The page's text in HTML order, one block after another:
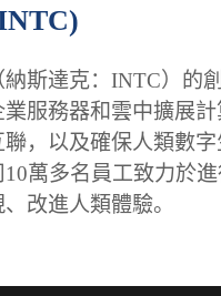
納斯達克：INTC）的
業服務器和雲中擴展
聯，以及確保人類數
10萬多名員工致力於
改進人類體驗。